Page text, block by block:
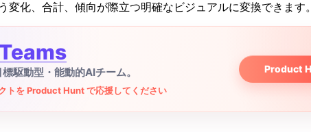
変化、合計、傾向が際立つ明確なビジュアルに変換できます
駆動型・能動的AIチーム。
トを Product Hunt で応援してください
Product